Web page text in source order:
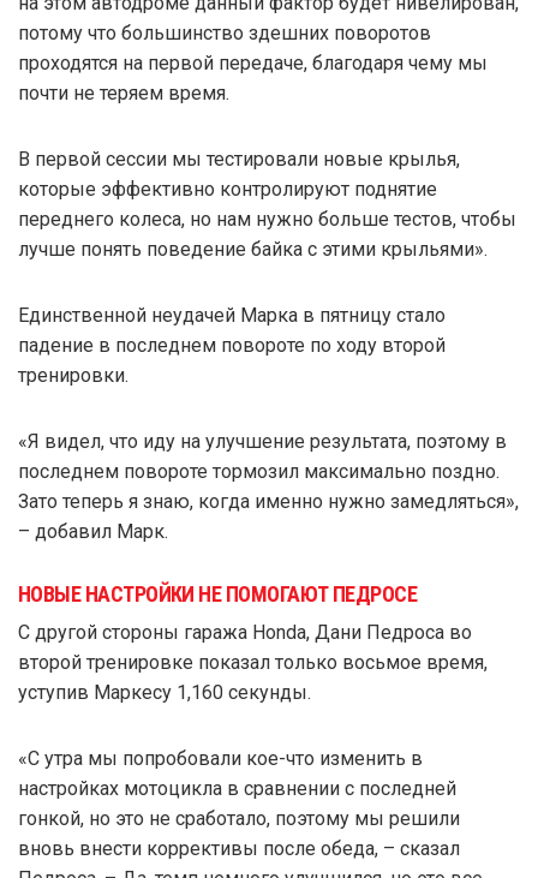
потому что большинство здешних поворотов
проходятся на первой передаче, благодаря чему мы
почти не теряем время.
В первой сессии мы тестировали новые крылья,
которые эффективно контролируют поднятие
переднего колеса, но нам нужно больше тестов, чтобы
лучше понять поведение байка с этими крыльями».
Единственной неудачей Марка в пятницу стало
падение в последнем повороте по ходу второй
тренировки.
«Я видел, что иду на улучшение результата, поэтому в
последнем повороте тормозил максимально поздно.
Зато теперь я знаю, когда именно нужно замедляться»,
– добавил Марк.
НОВЫЕ НАСТРОЙКИ НЕ ПОМОГАЮТ ПЕДРОСЕ
С другой стороны гаража Honda, Дани Педроса во
второй тренировке показал только восьмое время,
уступив Маркесу 1,160 секунды.
«С утра мы попробовали кое-что изменить в
настройках мотоцикла в сравнении с последней
гонкой, но это не сработало, поэтому мы решили
вновь внести коррективы после обеда, – сказал